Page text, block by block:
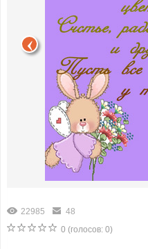
22985
48
0 (голосов: 0)